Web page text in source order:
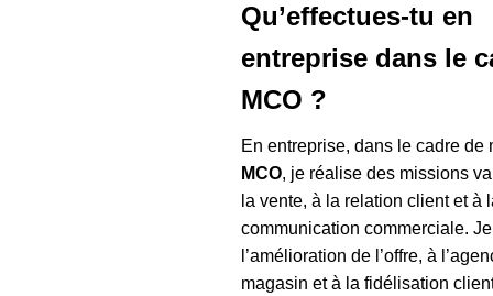
Qu’effectues-tu en
entreprise dans le
MCO ?
En entreprise, dans le cadre de
MCO, je réalise des missions
la vente, à la relation client et à
communication commerciale.
l’amélioration de l’offre, à
magasin et à la fidélisation